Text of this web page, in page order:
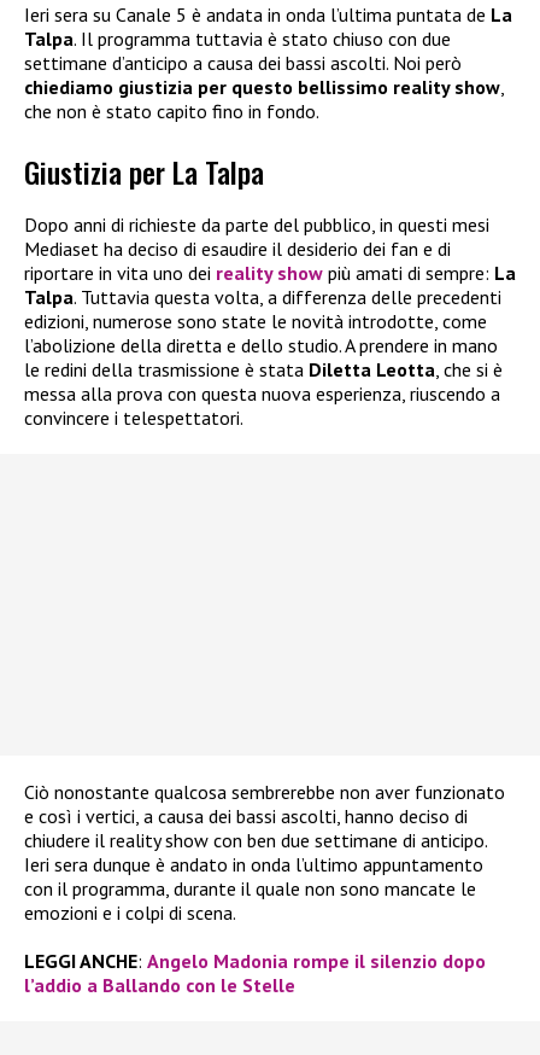
Ieri sera su Canale 5 è andata in onda l’ultima puntata de La
Talpa. Il programma tuttavia è stato chiuso con due
settimane d’anticipo a causa dei bassi ascolti. Noi però
chiediamo giustizia per questo bellissimo reality show
che non è stato capito fino in fondo.
Giustizia per La Talpa
Dopo anni di richieste da parte del pubblico, in questi mesi
Mediaset ha deciso di esaudire il desiderio dei fan e di
riportare in vita uno dei reality show più amati di sempre: La
Talpa. Tuttavia questa volta, a differenza delle precedenti
edizioni, numerose sono state le novità introdotte, come
l’abolizione della diretta e dello studio. A prendere in mano
le redini della trasmissione è stata Diletta Leotta, che si è
messa alla prova con questa nuova esperienza, riuscendo a
convincere i telespettatori.
Ciò nonostante qualcosa sembrerebbe non aver funzionato
e così i vertici, a causa dei bassi ascolti, hanno deciso di
chiudere il reality show con ben due settimane di anticipo.
Ieri sera dunque è andato in onda l’ultimo appuntamento
con il programma, durante il quale non sono mancate le
emozioni e i colpi di scena.
LEGGI ANCHE: Angelo Madonia rompe il silenzio dopo
l’addio a Ballando con le Stelle